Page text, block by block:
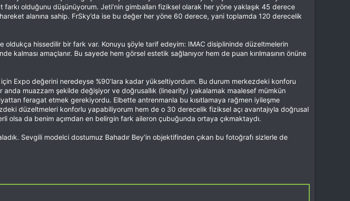
farkı olduğunu düşünüyorum. Jeti’nin gimbalları fiziksel olarak her yöne yaklaşık 45 derece
alanına sahip. FrSky’da ise bu değer her yöne 60 derece, yani toplamda 120 derecelik
hissedilir bir fark var. Konuyu şöyle tarif edeyim: IMAC disiplininde düzeltmelerin
kalması amaçlanır. Bu sayede hem görsel estetik sağlanıyor hem de puan kırılmasının önüne
Expo değerini neredeyse %90’lara kadar yükseltiyordum. Bu durum merkezdeki konforu
muazzam şekilde değişiyor ve doğrusallık (linearity) yakalamak maalesef mümkün
feragat etmek gerekiyordu. Elbette antrenmanla bu kısıtlamaya rağmen iyileşme
düzeltmeleri konforlu yapabiliyorum hem de o 30 derecelik fiziksel açı avantajıyla doğrusal
olsa da benim açımdan en belirgin fark aileron çubuğunda ortaya çıkmaktaydı.
Sevgili modelci dostumuz Bahadır Bey’in objektifinden çıkan bu fotoğrafı sizlerle de